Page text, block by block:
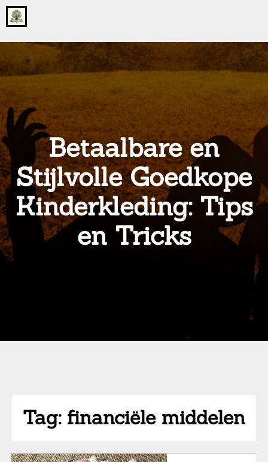
Go
to
home
onsgrotegezin.nl
Betaalbare en
Stijlvolle Goedkope
Kinderkleding: Tips
en Tricks
Tag: financiële middelen